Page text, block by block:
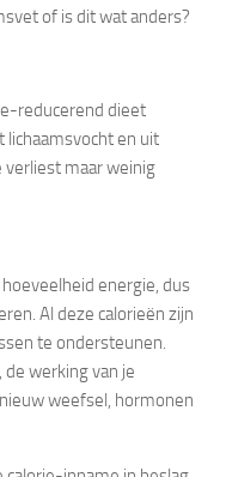
of is dit wat anders?
reducerend dieet
lichaamsvocht en uit
verliest maar weinig
energie, dus
Al deze calorieën zijn
te ondersteunen.
de werking van je
weefsel, hormonen